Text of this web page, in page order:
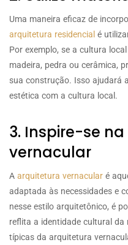
Uma maneira eficaz de
arquitetura residencial é
Por exemplo, se a cultura
madeira, pedra ou cerâmica,
sua construção. Isso ajudará
estética com a cultura local.
3. Inspire-se
vernacular
A arquitetura vernacular é
adaptada às necessidades e
nesse estilo arquitetônico, é
reflita a identidade cultural da
típicas da arquitetura